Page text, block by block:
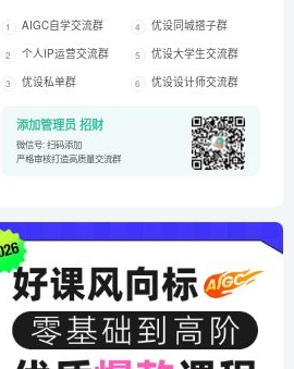
1 AIGC自学交流群
2 个人IP运营交流群
3 优设私单群
4 优设同城搭子群
5 优设大学生交流群
6 优设设计师交流群
添加管理员 招财
微信号: 扫码添加
严格审核打造高质量交流群